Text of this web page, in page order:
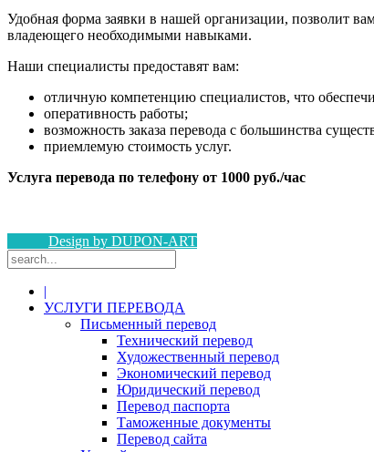
Удобная форма заявки в нашей организации, позволит
владеющего необходимыми навыками.
Наши специалисты предоставят вам:
отличную компетенцию специалистов, что
оперативность работы;
возможность заказа перевода с большинства
приемлемую стоимость услуг.
Услуга перевода по телефону от 1000 руб./час
Design by DUPON-ART
|
УСЛУГИ ПЕРЕВОДА
Письменный перевод
Технический перевод
Художественный перевод
Экономический перевод
Юридический перевод
Перевод паспорта
Таможенные документы
Перевод сайта